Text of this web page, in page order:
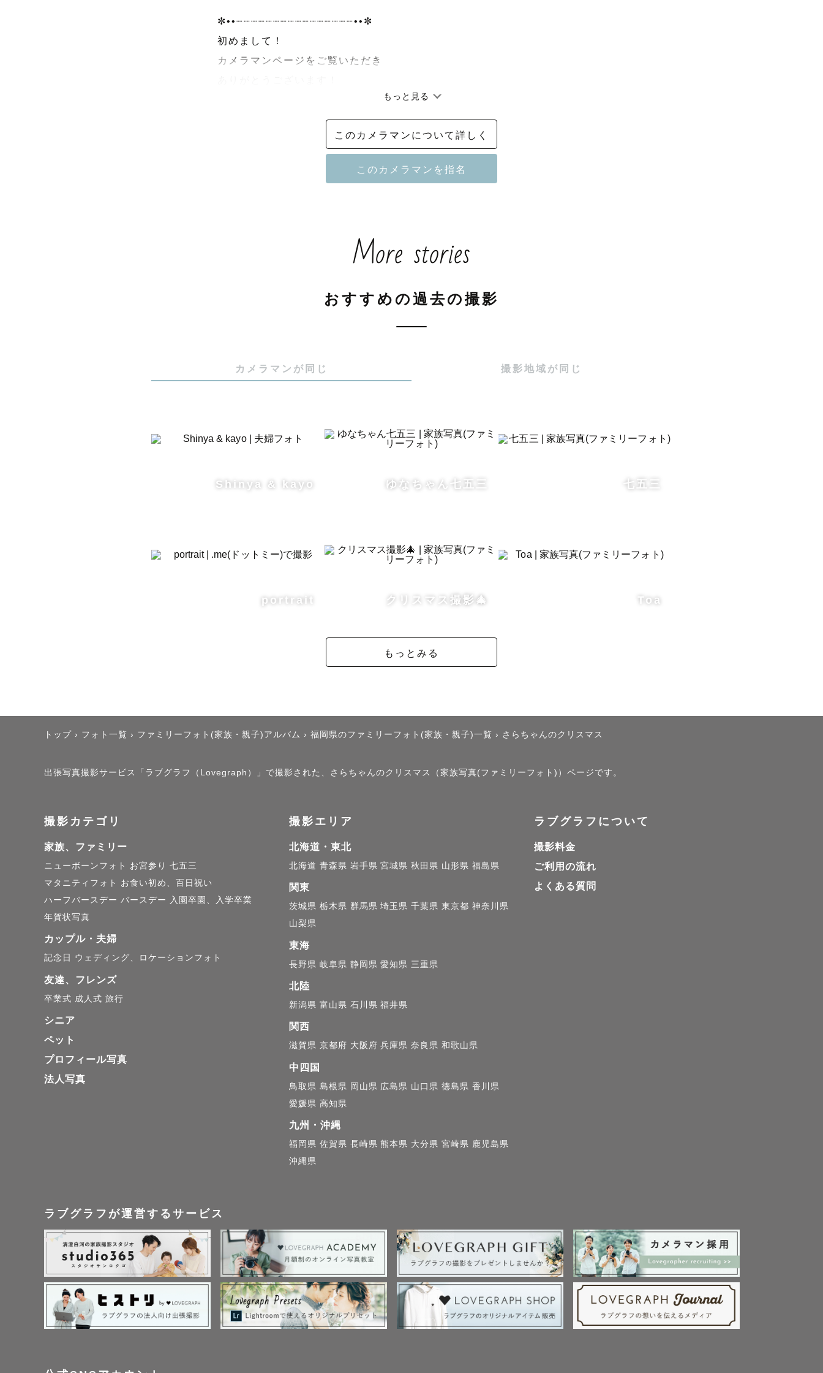
✼••┈┈┈┈┈┈┈┈┈┈┈┈┈┈┈┈••✼
初めまして！
カメラマンページをご覧いただき
九州ラブグラファーの
『 t o i （とい）』と申します！
下記をご確認頂き、ご依頼をお願いいたします。
𖤣𖥧𖥣ナチュラルニューボーン認定カメラマン𖥣𖥧𖤣
過去に戻ることはできませんが、
撮影したいと思っています☺️
🌷【 撮影について 】
変則的なスケジュールのため、HP上でのスケジュールはほとんど×にしており
スケジュールが△や×でも対応可の場合も
ございますので、インスタよりお気軽にお問合せください☺️
🌷【 注意事項 】
・ストロボなどのライティング撮影は対応しておりません。
・車を保有していないため、公共交通機関でお伺いできる範囲のみの撮影にな
（一度ご相談ください！）
最後までお読みいただきありがとうございます。
皆さんのかけがえのない瞬間を残すお手伝いができることを楽しみにしており
もっと見る
このカメラマンについて詳しく
More stories
おすすめの過去の撮影
カメラマンが同じ 撮影地域が同じ
Shinya & kayo ゆなちゃん七五三 七五三
portrait クリスマス撮影🎄 Toa
もっとみる
トップ › フォト一覧 › ファミリーフォト(家族・親子)アルバム › 福岡県のファミリーフォト(家族・親子)一覧 › さらちゃんのクリスマス
出張写真撮影サービス「ラブグラフ（Lovegraph）」で撮影された、さらちゃんのクリスマス（家族写真(ファミリーフォト)）ページです。
撮影カテゴリ
家族、ファミリー
ニューボーンフォト お宮参り 七五三
マタニティフォト
お食い初め、百日祝い
ハーフバースデー バースデー
入園卒園、入学卒業
年賀状写真
カップル・夫婦
記念日 ウェディング、ロケーションフォト
友達、フレンズ
卒業式 成人式 旅行
シニア
ペット
プロフィール写真
法人写真
撮影エリア
北海道・東北
北海道 青森県 岩手県 宮城県 秋田県 山形県 福島県
関東
茨城県 栃木県 群馬県 埼玉県 千葉県 東京都 神奈川県
山梨県
東海
長野県 岐阜県 静岡県 愛知県 三重県
北陸
新潟県 富山県 石川県 福井県
関西
滋賀県 京都府 大阪府 兵庫県 奈良県 和歌山県
中四国
鳥取県 島根県 岡山県 広島県 山口県 徳島県 香川県
愛媛県 高知県
九州・沖縄
福岡県 佐賀県 長崎県 熊本県 大分県 宮崎県 鹿児島県
沖縄県
ラブグラフについて
撮影料金
ご利用の流れ
よくある質問
ラブグラフが運営するサービス